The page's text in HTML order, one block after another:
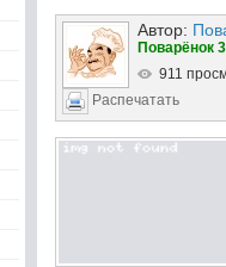
Автор:
Поварёнок
911
Распечатать